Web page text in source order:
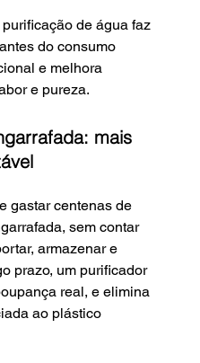
de água faz
do consumo
e melhora
e pureza.
mais
gastar centenas de
sem contar
armazenar e
prazo, um purificador
real, e elimina
ao plástico